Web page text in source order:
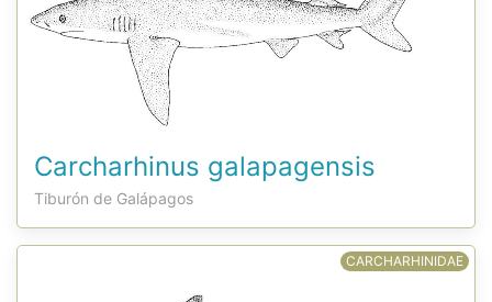
Carcharhinus galapagensis
Tiburón de Galápagos
CARCHARHINIDAE